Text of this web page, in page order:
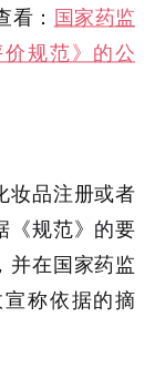
： 国家药监
规范》的公
妆品注册或者
《规范》的要
并在国家药监
称依据的摘